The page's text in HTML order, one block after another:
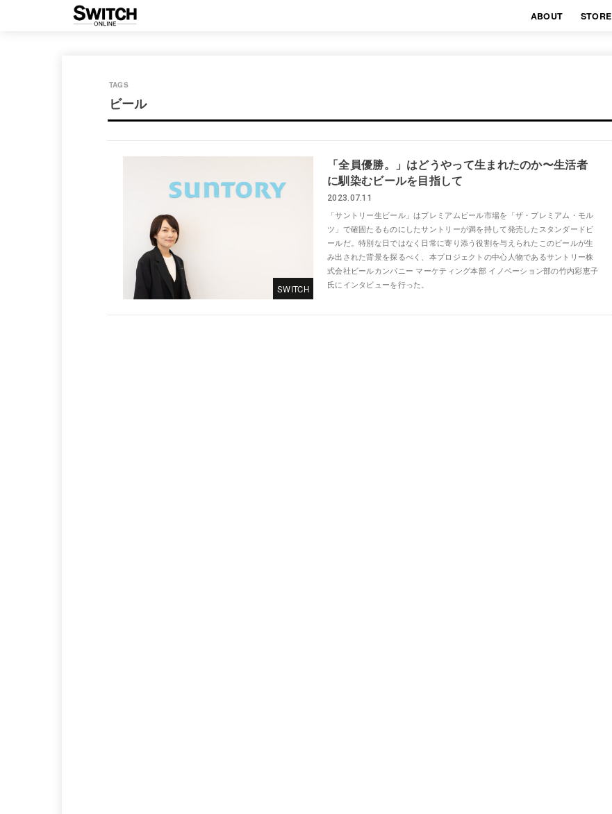
ABOUT STORE
ビール
SWITCH
「全員優勝。」はどうやって生まれたのか〜生活者
に馴染むビールを目指して
2023.07.11
「サントリー生ビール」はプレミアムビール市場を「ザ・プレミアム・モル
ツ」で確固たるものにしたサントリーが満を持して発売したスタンダードビ
ールだ。特別な日ではなく日常に寄り添う役割を与えられたこのビールが生
み出された背景を探るべく、本プロジェクトの中心人物であるサントリー株
式会社ビールカンパニー マーケティング本部 イノベーション部の竹内彩恵子
氏にインタビューを行った。